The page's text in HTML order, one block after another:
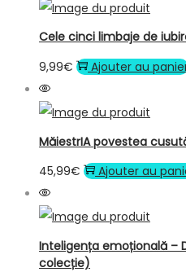
Cele cinci limbaje de
9,99€ Ajouter au
MăiestrIA povestea
45,99€ Ajouter au
Inteligența emoțională –
colecție)